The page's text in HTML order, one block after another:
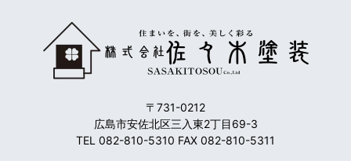
〒731-0212
広島市安佐北区三入東2丁目69-3
TEL 082-810-5310 FAX 082-810-5311